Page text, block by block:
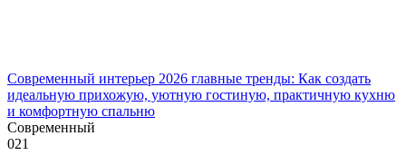
Современный интерьер 2026 главные тренды: Как создать
идеальную прихожую, уютную гостиную, практичную кухню
и комфортную спальню
Современный
021